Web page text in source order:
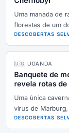
Uma manada de
florestas de um
DESCOBERTAS
🇺🇬 UGANDA
Banquete de
revela rotas
Uma única
vírus de
DESCOBERTAS